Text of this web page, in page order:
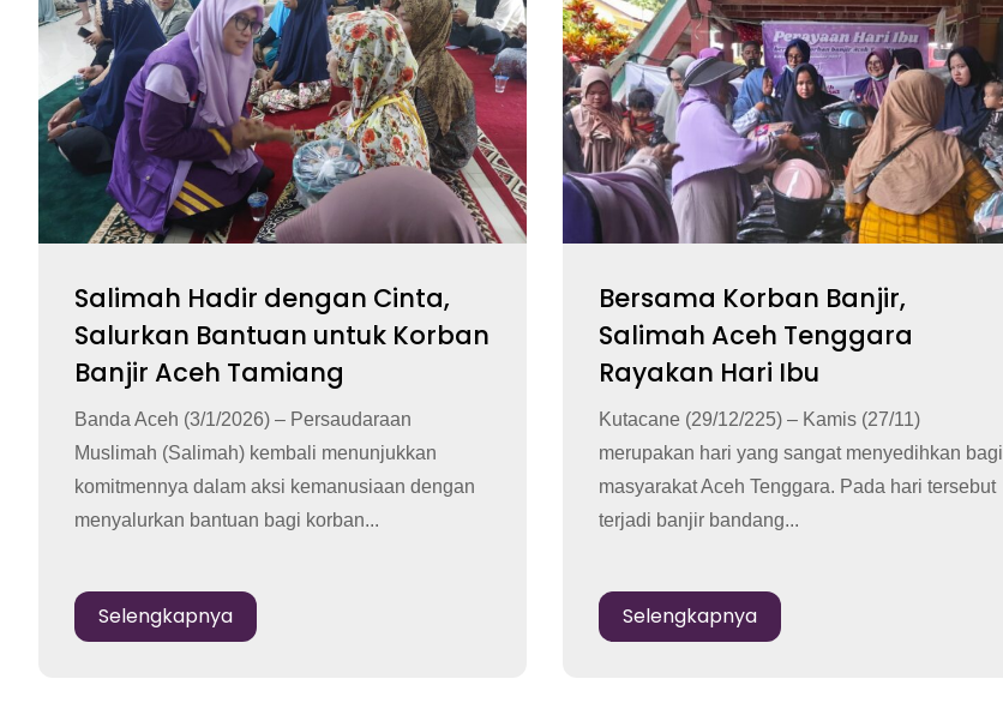
Salimah Hadir dengan Cinta,
Salurkan Bantuan untuk Korban
Banjir Aceh Tamiang
Banda Aceh (3/1/2026) – Persaudaraan
Muslimah (Salimah) kembali menunjukkan
komitmennya dalam aksi kemanusiaan dengan
menyalurkan bantuan bagi korban...
Selengkapnya
Bersama Korban Banjir,
Salimah Aceh Tenggara
Rayakan Hari Ibu
Kutacane (29/12/225) – Kamis (27/11)
merupakan hari yang sangat menyedihkan bagi
masyarakat Aceh Tenggara. Pada hari tersebut
terjadi banjir bandang...
Selengkapnya